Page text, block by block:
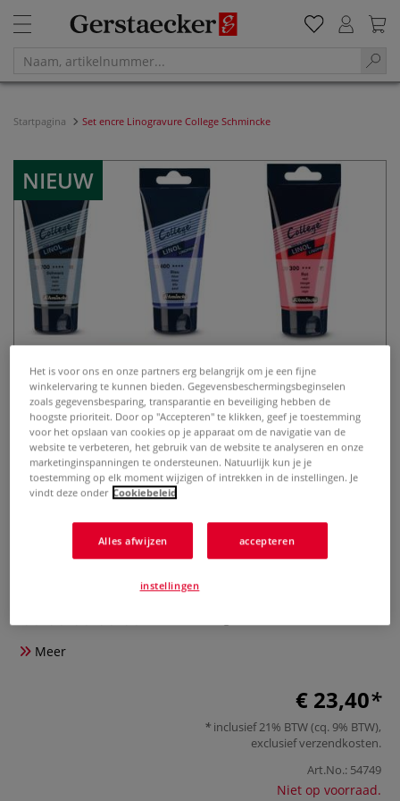
Startpagina Set encre Linogravure College Schmincke
NIEUW
Set encre Linogravure College
Meer
€ 23,40
inclusief 21% BTW (cq. 9% BTW),
exclusiefverzendkosten.
Art.No.: 54749
Niet op voorraad.
Het is voor ons en onze partners erg belangrijk om je een fijne
winkelervaring te kunnen bieden. Gegevensbeschermingsbeginselen
zoals gegevensbesparing, transparantie en beveiliging hebben de
hoogste prioriteit. Door op "Accepteren" te klikken, geef je toestemming
voor het opslaan van cookies op je apparaat om de navigatie van de
website te verbeteren, het gebruik van de website te analyseren en onze
marketinginspanningen te ondersteunen. Natuurlijk kun je je
toestemming op elk moment wijzigen of intrekken in de instellingen. Je
vindt deze onder Cookiebeleid
Alles afwijzen accepteren
instellingen